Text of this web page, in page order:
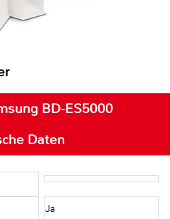
BD-ES5000
Daten
Ja